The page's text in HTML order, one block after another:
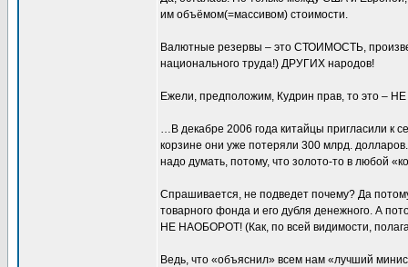
им объёмом(=массивом) стоимости.
Валютные резервы – это СТОИМОСТЬ,
национального труда!) ДРУГИХ народов!
Ежели, предположим, Кудрин прав, то это –
…В декабре 2006 года китайцы пригласили к
корзине они уже потеряли 300 млрд.
надо думать, потому, что золото-то в любой
Спрашивается, не подведет почему? Да
товарного фонда и его дубля денежного. А
НЕ НАОБОРОТ! (Как, по всей видимости,
Ведь, что «объяснил» всем нам «лучший